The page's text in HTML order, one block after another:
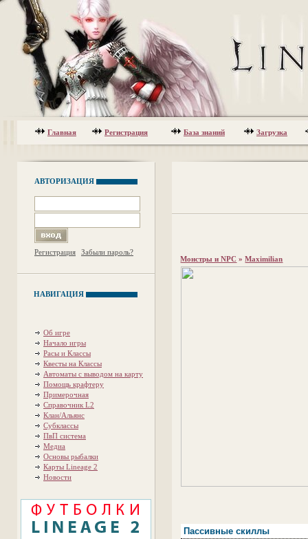
Главная Регистрация База знаний Загрузка
АВТОРИЗАЦИЯ
Регистрация Забыли пароль?
НАВИГАЦИЯ
Об игре
Начало игры
Расы и Классы
Квесты на Классы
Автоматы с выводом на карту
Помощь крафтеру
Примерочная
Справочник L2
Клан/Альянс
Субклассы
ПвП система
Медиа
Основы рыбалки
Карты Lineage 2
Новости
Монстры и NPC »Maximilian
Пассивные скиллы